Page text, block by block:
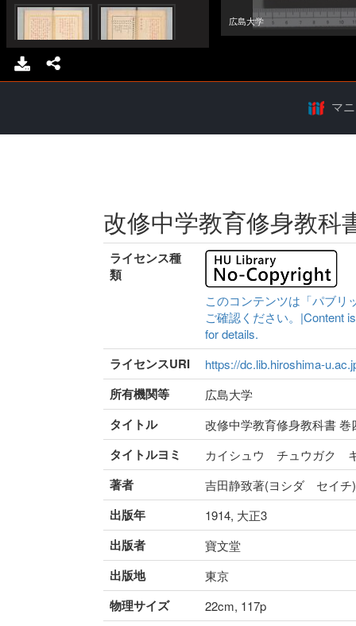
マ
改修中学教育修身教科
ライセンス種
類
このコンテンツは「パブリ
ご確認ください。|Content
for details.
ライセンスURI https://dc.lib.hiroshima-
所有機関等 広島大学
タイトル 改修中学教育修身教科書 巻
タイトルヨミ カイシュウ チュウガク
著者 吉田静致著(ヨシダ セイチ)
出版年 1914, 大正3
出版者 寶文堂
出版地 東京
物理サイズ 22cm, 117p